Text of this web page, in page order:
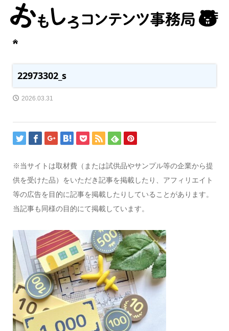
22973302_s
2026.03.31
※当サイトは取材費（または試供品やサンプル等の企業から提
供を受けた品）をいただき記事を掲載したり、アフィリエイト
等の広告を目的に記事を掲載したりしていることがあります。
当記事も同様の目的にて掲載しています。